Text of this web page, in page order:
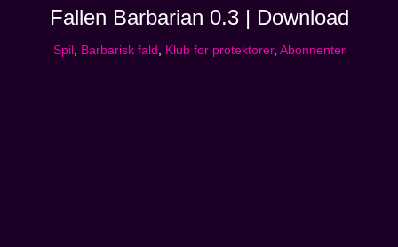
Fallen Barbarian 0.3 | Download
Spil , Barbarisk fald , Klub for protektorer, Abonnenter